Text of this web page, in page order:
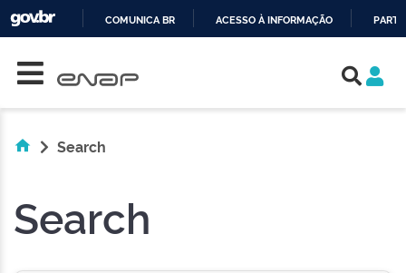
COMUNICA BR ACESSO À INFORMAÇÃO
Search
Search